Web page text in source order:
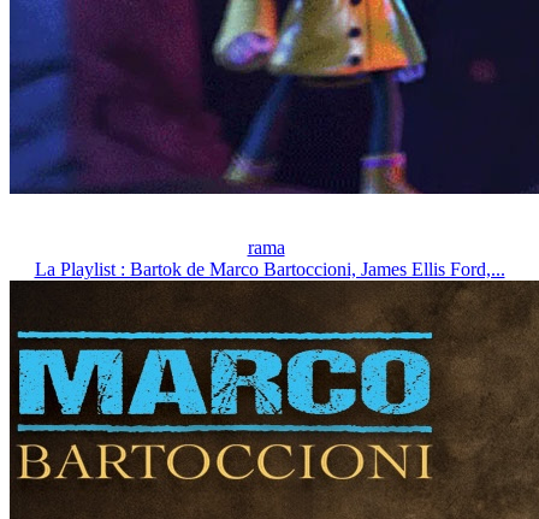
rama
La Playlist : Bartok de Marco Bartoccioni, James Ellis Ford,...